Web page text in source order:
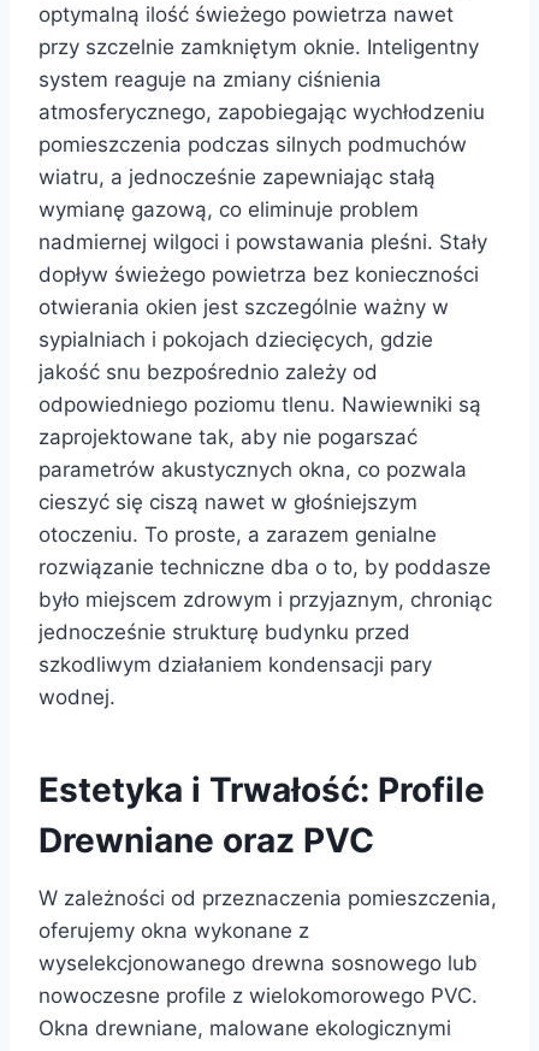
optymalną ilość świeżego powietrza nawet
przy szczelnie zamkniętym oknie. Inteligentny
system reaguje na zmiany ciśnienia
atmosferycznego, zapobiegając wychłodzeniu
pomieszczenia podczas silnych podmuchów
wiatru, a jednocześnie zapewniając stałą
wymianę gazową, co eliminuje problem
nadmiernej wilgoci i powstawania pleśni. Stały
dopływ świeżego powietrza bez konieczności
otwierania okien jest szczególnie ważny w
sypialniach i pokojach dziecięcych, gdzie
jakość snu bezpośrednio zależy od
odpowiedniego poziomu tlenu. Nawiewniki są
zaprojektowane tak, aby nie pogarszać
parametrów akustycznych okna, co pozwala
cieszyć się ciszą nawet w głośniejszym
otoczeniu. To proste, a zarazem genialne
rozwiązanie techniczne dba o to, by poddasze
było miejscem zdrowym i przyjaznym, chroniąc
jednocześnie strukturę budynku przed
szkodliwym działaniem kondensacji pary
wodnej.
Estetyka i Trwałość: Profile
Drewniane oraz PVC
W zależności od przeznaczenia pomieszczenia,
oferujemy okna wykonane z
wyselekcjonowanego drewna sosnowego lub
nowoczesne profile z wielokomorowego PVC.
Okna drewniane, malowane ekologicznymi